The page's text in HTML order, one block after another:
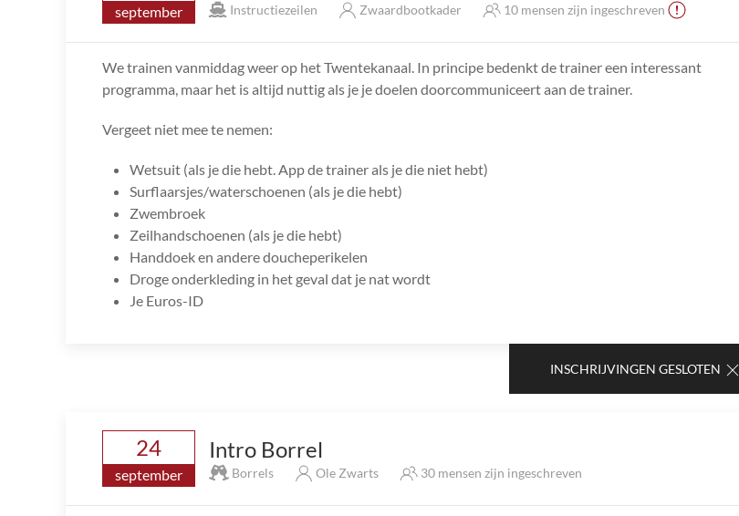
september Instructiezeilen Zwaardbootkader 10 mensen zijn ingeschreven
We trainen vanmiddag weer op het Twentekanaal. In principe bedenkt de trainer een interessant
programma, maar het is altijd nuttig als je je doelen doorcommuniceert aan de trainer.
Vergeet niet mee te nemen:
Wetsuit (als je die hebt. App de trainer als je die niet hebt)
Surflaarsjes/waterschoenen (als je die hebt)
Zwembroek
Zeilhandschoenen (als je die hebt)
Handdoek en andere doucheperikelen
Droge onderkleding in het geval dat je nat wordt
Je Euros-ID
INSCHRIJVINGEN GESLOTEN
24
september
Intro Borrel
Borrels Ole Zwarts 30 mensen zijn ingeschreven